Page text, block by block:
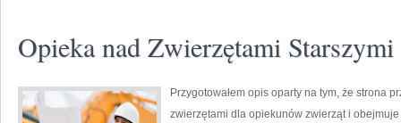
Opieka nad Zwierzętami Starszymi
Przygotowałem opis oparty na tym, że strona
zwierzętami dla opiekunów zwierząt i